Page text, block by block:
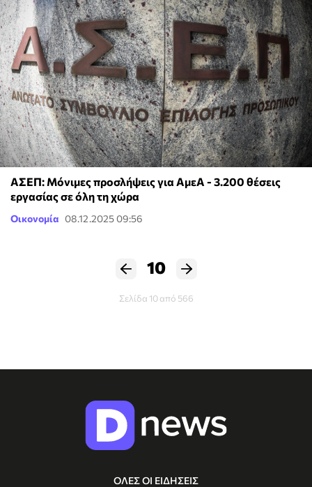
ΑΣΕΠ: Μόνιμες προσλήψεις για ΑμεΑ - 3.200 θέσεις
εργασίας σε όλη τη χώρα
Οικονομία 08.12.2025 09:56
10
Σελίδα 10 από 566
ΟΛΕΣ ΟΙ ΕΙΔΗΣΕΙΣ